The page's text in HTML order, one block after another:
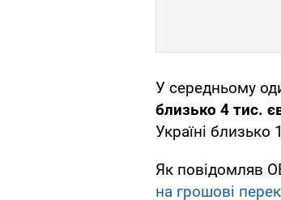
У середньому
близько 4 тис.
Україні близько
Як повідомляв
на грошові